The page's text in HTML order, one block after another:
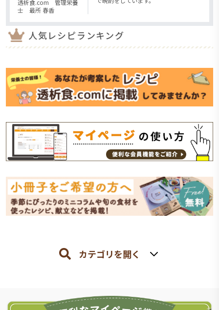
透析食.com 管理栄養
士 最所 春香
人気レシピランキング
カテゴリを開く